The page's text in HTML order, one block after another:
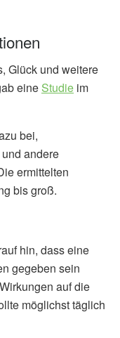
Glück und weitere
eine Studie im
bei,
andere
ermittelten
bis groß.
hin, dass eine
gegeben sein
auf die
möglichst täglich